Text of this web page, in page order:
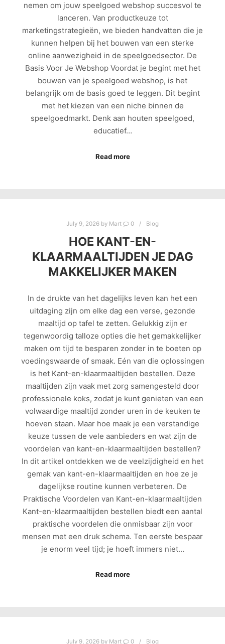
nemen om jouw speelgoed webshop succesvol te
lanceren. Van productkeuze tot
marketingstrategieën, we bieden handvatten die je
kunnen helpen bij het bouwen van een sterke
online aanwezigheid in de speelgoedsector. De
Basis Voor Je Webshop Voordat je begint met het
bouwen van je speelgoed webshop, is het
belangrijk om de basis goed te leggen. Dit begint
met het kiezen van een niche binnen de
speelgoedmarkt. Denk aan houten speelgoed,
educatief…
Read more
July 9, 2026 by Mart 0 Blog
HOE KANT-EN-
KLAARMAALTIJDEN JE DAG
MAKKELIJKER MAKEN
In de drukte van het dagelijks leven kan het een
uitdaging zijn om elke dag een verse, gezonde
maaltijd op tafel te zetten. Gelukkig zijn er
tegenwoordig talloze opties die het gemakkelijker
maken om tijd te besparen zonder in te boeten op
voedingswaarde of smaak. Eén van die oplossingen
is het Kant-en-klaarmaaltijden bestellen. Deze
maaltijden zijn vaak met zorg samengesteld door
professionele koks, zodat je kunt genieten van een
volwaardige maaltijd zonder uren in de keuken te
hoeven staan. Maar hoe maak je een verstandige
keuze tussen de vele aanbieders en wat zijn de
voordelen van kant-en-klaarmaaltijden bestellen?
In dit artikel ontdekken we de veelzijdigheid en het
gemak van kant-en-klaarmaaltijden en hoe ze je
dagelijkse routine kunnen verbeteren. De
Praktische Voordelen van Kant-en-klaarmaaltijden
Kant-en-klaarmaaltijden bestellen biedt een aantal
praktische voordelen die onmisbaar zijn voor
mensen met een druk schema. Ten eerste bespaar
je enorm veel tijd; je hoeft immers niet…
Read more
July 9, 2026 by Mart 0 Blog